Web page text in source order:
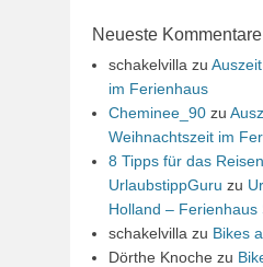
Neueste Kommentare
schakelvilla zu
im Ferienhaus
Cheminee_90 zu
Weihnachtszeit im
8 Tipps für das
UrlaubstippGuru zu
Holland – Ferienhaus
schakelvilla zu Bikes
Dörthe Knoche zu